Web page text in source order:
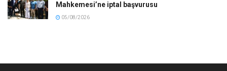
Mahkemesi’ne iptal başvurusu
05/08/2026